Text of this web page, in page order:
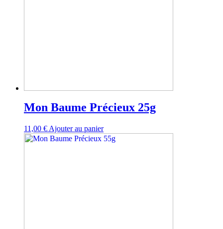
Mon Baume Précieux 25g
11,00 € Ajouter au panier